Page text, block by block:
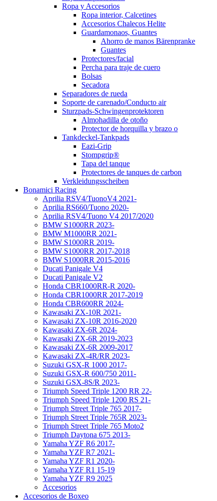
Ropa y Accesorios
Ropa interior, Calcetines
Accesorios Chalecos Helite
Guardamonaos, Guantes
Ahorro de manos Bärenpranke
Guantes
Protectores/facial
Percha para traje de cuero
Bolsas
Secadora
Separadores de rueda
Soporte de carenado/Conducto air
Sturzpads-Schwingenprotektoren
Almohadilla de otoño
Protector de horquilla y brazo o
Tankdeckel-Tankpads
Eazi-Grip
Stompgrip®
Tapa del tanque
Protectores de tanques de carbon
Verkleidungsscheiben
Bonamici Racing
Aprilia RSV4/TuonoV4 2021-
Aprilia RS660/Tuono 2020-
Aprilia RSV4/Tuono V4 2017/2020
BMW S1000RR 2023-
BMW M1000RR 2021-
BMW S1000RR 2019-
BMW S1000RR 2017-2018
BMW S1000RR 2015-2016
Ducati Panigale V4
Ducati Panigale V2
Honda CBR1000RR-R 2020-
Honda CBR1000RR 2017-2019
Honda CBR600RR 2024-
Kawasaki ZX-10R 2021-
Kawasaki ZX-10R 2016-2020
Kawasaki ZX-6R 2024-
Kawasaki ZX-6R 2019-2023
Kawasaki ZX-6R 2009-2017
Kawasaki ZX-4R/RR 2023-
Suzuki GSX-R 1000 2017-
Suzuki GSX-R 600/750 2011-
Suzuki GSX-8S/R 2023-
Triumph Speed Triple 1200 RR 22-
Triumph Speed Triple 1200 RS 21-
Triumph Street Triple 765 2017-
Triumph Street Triple 765R 2023-
Triumph Street Triple 765 Moto2
Triumph Daytona 675 2013-
Yamaha YZF R6 2017-
Yamaha YZF R7 2021-
Yamaha YZF R1 2020-
Yamaha YZF R1 15-19
Yamaha YZF R9 2025
Accesorios
Accesorios de Boxeo